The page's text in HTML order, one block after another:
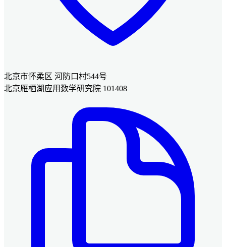
北京市怀柔区 河防口村544号
北京雁栖湖应用数学研究院 101408